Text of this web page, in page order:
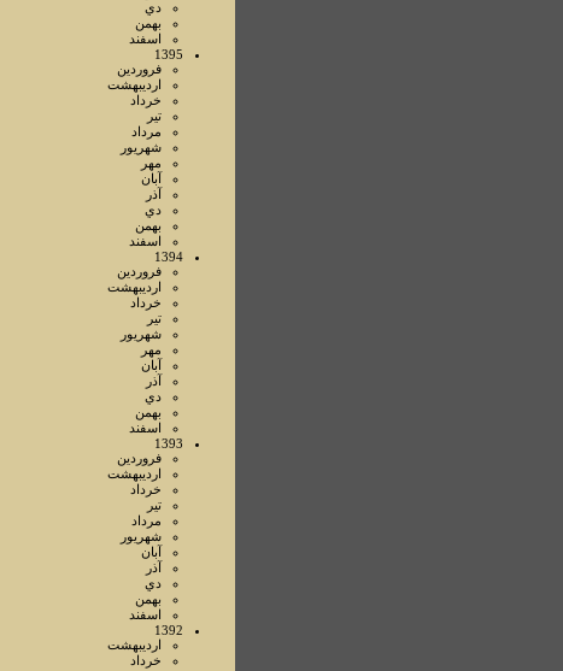
دي
بهمن
اسفند
1395
فروردين
ارديبهشت
خرداد
تير
مرداد
شهريور
مهر
آبان
آذر
دي
بهمن
اسفند
1394
فروردين
ارديبهشت
خرداد
تير
شهريور
مهر
آبان
آذر
دي
بهمن
اسفند
1393
فروردين
ارديبهشت
خرداد
تير
مرداد
شهريور
آبان
آذر
دي
بهمن
اسفند
1392
ارديبهشت
خرداد